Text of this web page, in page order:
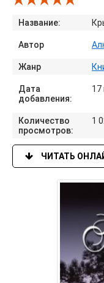
Название:
Автор
Жанр
Дата
добавления:
17
Количество
просмотров:
1
ЧИТАТЬ